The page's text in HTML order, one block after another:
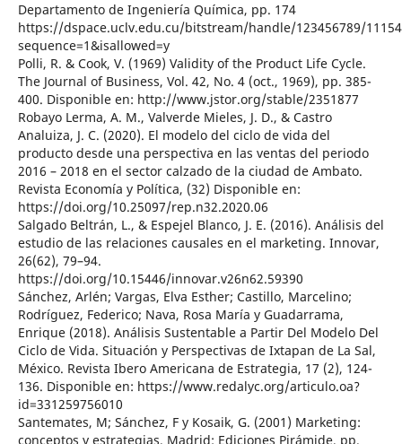
Departamento de Ingeniería Química, pp. 174
https://dspace.uclv.edu.cu/bitstream/handle/123456789/
sequence=1&isallowed=y
Polli, R. & Cook, V. (1969) Validity of the Product Life Cycle.
The Journal of Business, Vol. 42, No. 4 (oct., 1969), pp. 385-
400. Disponible en: http://www.jstor.org/stable/2351877
Robayo Lerma, A. M., Valverde Mieles, J. D., & Castro
Analuiza, J. C. (2020). El modelo del ciclo de vida del
producto desde una perspectiva en las ventas del periodo
2016 – 2018 en el sector calzado de la ciudad de Ambato.
Revista Economía y Política, (32) Disponible en:
https://doi.org/10.25097/rep.n32.2020.06
Salgado Beltrán, L., & Espejel Blanco, J. E. (2016). Análisis del
estudio de las relaciones causales en el marketing. Innovar,
26(62), 79–94.
https://doi.org/10.15446/innovar.v26n62.59390
Sánchez, Arlén; Vargas, Elva Esther; Castillo, Marcelino;
Rodríguez, Federico; Nava, Rosa María y Guadarrama,
Enrique (2018). Análisis Sustentable a Partir Del Modelo Del
Ciclo de Vida. Situación y Perspectivas de Ixtapan de La Sal,
México. Revista Ibero Americana de Estrategia, 17 (2), 124-
136. Disponible en: https://www.redalyc.org/articulo.oa?
id=331259756010
Santemates, M; Sánchez, F y Kosaik, G. (2001) Marketing:
conceptos y estrategias, Madrid: Ediciones Pirámide, pp.